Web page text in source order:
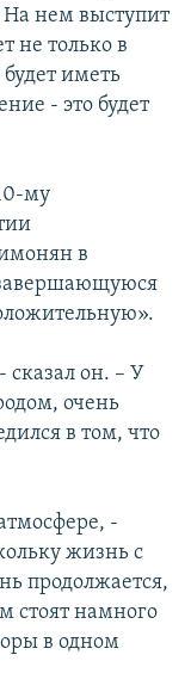
На нем выступит
не только в
иметь
- это будет
му
в
он. – У
очень
в том, что
-
жизнь с
продолжается,
стоят намного
в одном